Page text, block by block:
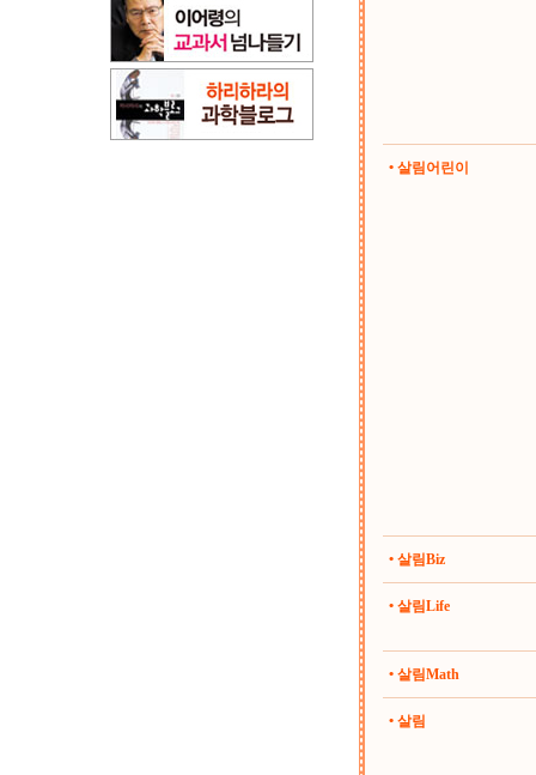
• 살림어린이
• 살림Biz
• 살림Life
• 살림Math
• 살림